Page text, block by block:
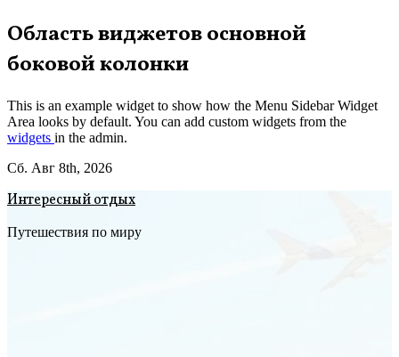
Перейти
к
содержимому
Область виджетов основной
боковой колонки
This is an example widget to show how the Menu Sidebar Widget
Area looks by default. You can add custom widgets from the
widgets in the admin.
Сб. Авг 8th, 2026
Интересный отдых
Путешествия по миру